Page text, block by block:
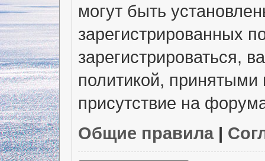
могут быть
зарегистрированных
зарегистрироваться,
политикой,
присутствие на
Общие правила|